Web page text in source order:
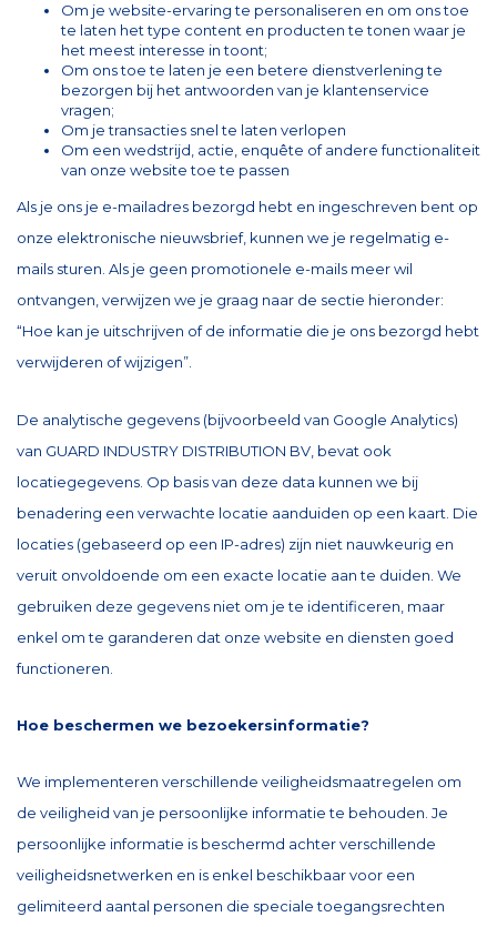
Om je website-ervaring te personaliseren en om ons toe
te laten het type content en producten te tonen waar je
het meest interesse in toont;
Om ons toe te laten je een betere dienstverlening te
bezorgen bij het antwoorden van je klantenservice
vragen;
Om je transacties snel te laten verlopen
Om een wedstrijd, actie, enquête of andere functionaliteit
van onze website toe te passen
Als je ons je e-mailadres bezorgd hebt en ingeschreven bent op
onze elektronische nieuwsbrief, kunnen we je regelmatig e-
mails sturen. Als je geen promotionele e-mails meer wil
ontvangen, verwijzen we je graag naar de sectie hieronder:
“Hoe kan je uitschrijven of de informatie die je ons bezorgd hebt
verwijderen of wijzigen”.
De analytische gegevens (bijvoorbeeld van Google Analytics)
van GUARD INDUSTRY DISTRIBUTION BV, bevat ook
locatiegegevens. Op basis van deze data kunnen we bij
benadering een verwachte locatie aanduiden op een kaart. Die
locaties (gebaseerd op een IP-adres) zijn niet nauwkeurig en
veruit onvoldoende om een exacte locatie aan te duiden. We
gebruiken deze gegevens niet om je te identificeren, maar
enkel om te garanderen dat onze website en diensten goed
functioneren.
Hoe beschermen we bezoekersinformatie?
We implementeren verschillende veiligheidsmaatregelen om
de veiligheid van je persoonlijke informatie te behouden. Je
persoonlijke informatie is beschermd achter verschillende
veiligheidsnetwerken en is enkel beschikbaar voor een
gelimiteerd aantal personen die speciale toegangsrechten